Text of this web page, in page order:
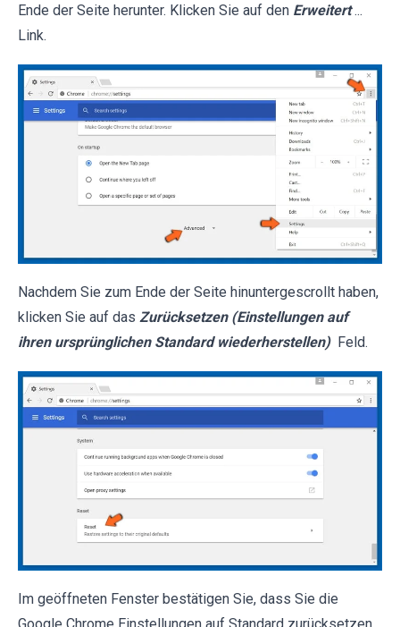
Ende der Seite herunter. Klicken Sie auf den Erweitert ...
Link.
Nachdem Sie zum Ende der Seite hinuntergescrollt haben,
klicken Sie auf das Zurücksetzen (Einstellungen auf
ihren ursprünglichen Standard wiederherstellen) Feld.
Im geöffneten Fenster bestätigen Sie, dass Sie die